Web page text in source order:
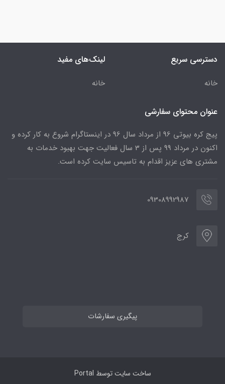
دسترسی سریع
خانه
لینک‌های مفید
خانه
عنوان محتوای سفارشی
پیج کره بیوتی 96 از مرداد سال 96 در اینستاگرام شروع به کار کرده و
اکنون در مرداد 99 پس از 3 سال فعالیت جهت بهبود خدمات به
مشتری های عزیز اقدام به تاسیس سایت کرده است.
09308992987
کرج
پیگیری سفارشات
ساخت سایت توسط Portal